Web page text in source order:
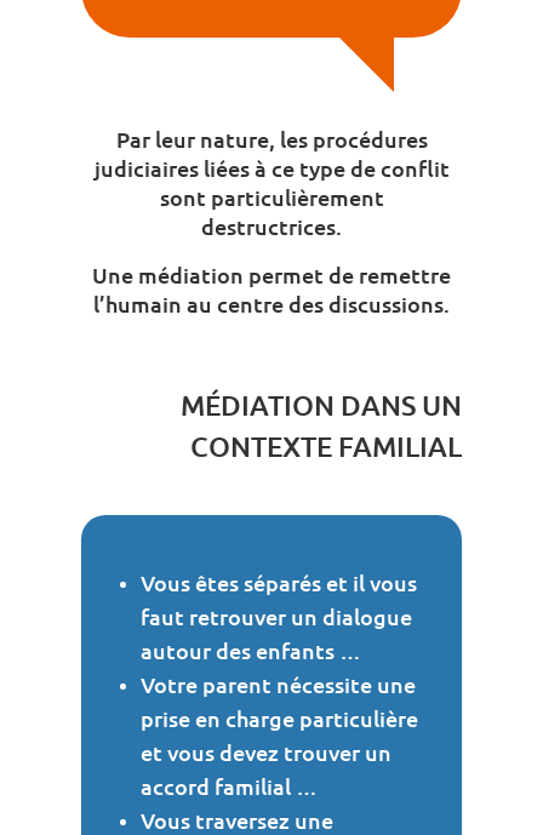
Par leur nature, les procédures
judiciaires liées à ce type de conflit
sont particulièrement
destructrices.
Une médiation permet de remettre
l’humain au centre des discussions.
MÉDIATION DANS UN
CONTEXTE FAMILIAL
Vous êtes séparés et il vous
faut retrouver un dialogue
autour des enfants …
Votre parent nécessite une
prise en charge particulière
et vous devez trouver un
accord familial …
Vous traversez une